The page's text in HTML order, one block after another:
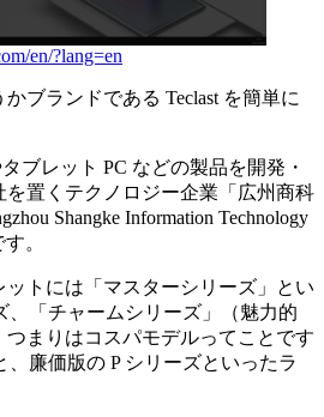
en/?lang=en
ブランドである Teclast を簡単に
ブレット PC などの製品を開発・
置くテクノロジー企業「広州商科
Shangke Information Technology
。
ットには 「マスターシリーズ」とい
、「チャームシリーズ」（魅力的
まりはコスパモデルってことです
廉価版の P シリーズといったラ